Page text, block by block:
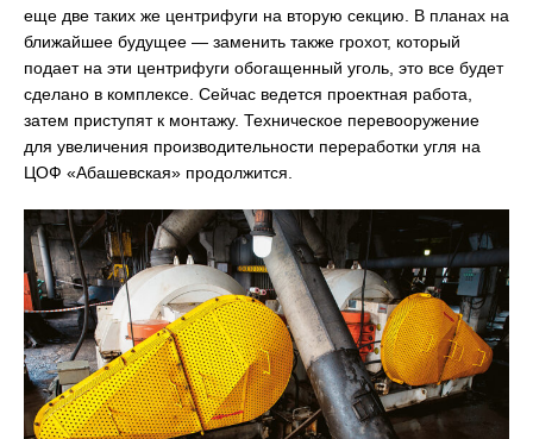
еще две таких же центрифуги на вторую секцию. В планах на
ближайшее будущее — заменить также грохот, который
подает на эти центрифуги обогащенный уголь, это все будет
сделано в комплексе. Сейчас ведется проектная работа,
затем приступят к монтажу. Техническое перевооружение
для увеличения производительности переработки угля на
ЦОФ «Абашевская» продолжится.